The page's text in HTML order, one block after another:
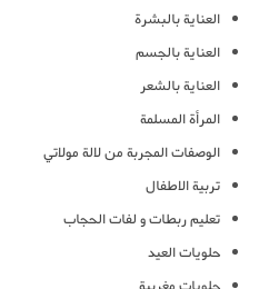
العناية بالبشرة
العناية بالجسم
العناية بالشعر
المرأة المسلمة
الوصفات المجربة من لالة مولاتي
تربية الاطفال
تعليم ربطات و لفات الحجاب
حلويات العيد